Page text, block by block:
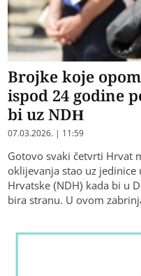
Brojke koje
ispod 24 godine
bi uz NDH
07.03.2026. | 11:59
Gotovo svaki četvrti Hrvat
oklijevanja stao uz jedinice
Hrvatske (NDH) kada bi u
bira stranu. U ovom